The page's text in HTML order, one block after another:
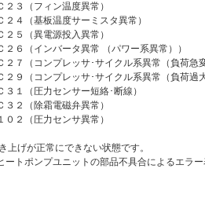
ン温度異常）
温度サーミスタ異常）
源投入異常）
バータ異常 （パワー系異常））
レッサ･サイクル系異常（負荷急変
レッサ･サイクル系異常（負荷過大
センサー短絡･断線）
電磁弁異常）
センサ異常）
げが正常にできない状態です。
ニットの部品不具合によるエラー表示